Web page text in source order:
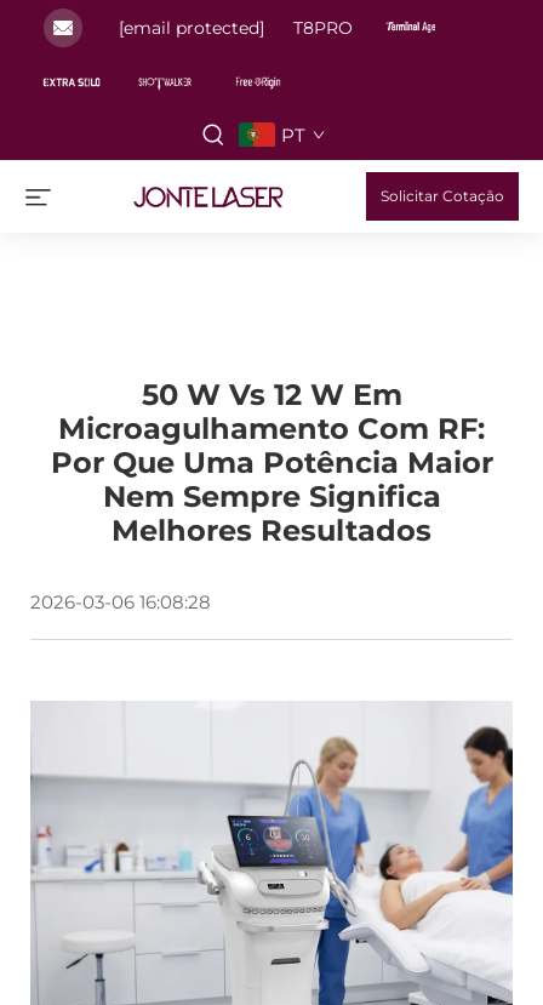
[email protected] T8PRO
PT
Solicitar Cotação
50 W Vs 12 W Em
Microagulhamento Com RF:
Por Que Uma Potência Maior
Nem Sempre Significa
Melhores Resultados
2026-03-06 16:08:28